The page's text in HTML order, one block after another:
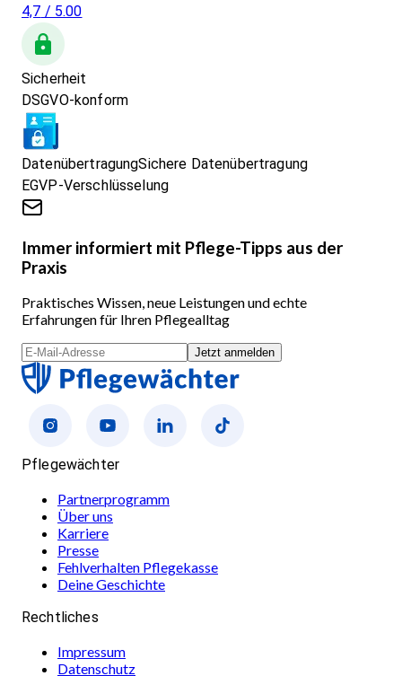
4,7 / 5.00
Sicherheit
DSGVO-konform
DatenübertragungSichere Datenübertragung
EGVP-Verschlüsselung
Immer informiert mit Pflege-Tipps aus der
Praxis
Praktisches Wissen, neue Leistungen und echte
Erfahrungen für Ihren Pflegealltag
Jetzt anmelden
Pflegewächter
Partnerprogramm
Über uns
Karriere
Presse
Fehlverhalten Pflegekasse
Deine Geschichte
Rechtliches
Impressum
Datenschutz